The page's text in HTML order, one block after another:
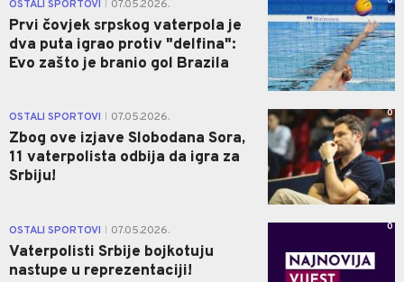
OSTALI SPORTOVI 07.05.2026.
Prvi čovjek srpskog vaterpola je
dva puta igrao protiv "delfina":
Evo zašto je branio gol Brazila
OSTALI SPORTOVI 07.05.2026.
Zbog ove izjave Slobodana Sora,
11 vaterpolista odbija da igra za
Srbiju!
0
OSTALI SPORTOVI 07.05.2026.
Vaterpolisti Srbije bojkotuju
nastupe u reprezentaciji!
0